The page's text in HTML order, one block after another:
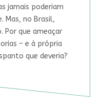
jamais poderiam
Mas, no Brasil,
Por que ameaçar
– e à própria
que deveria?